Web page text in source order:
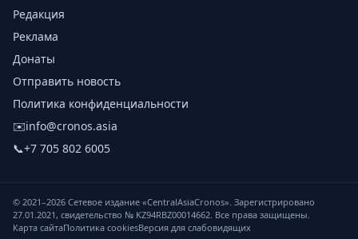
Редакция
Реклама
Донаты
Отправить новость
Политика конфиденциальности
✉️info@cronos.asia
📞+7 705 802 6005
© 2021–2026 Сетевое издание «CentralAsiaCronos». Зарегистрировано
27.01.2021, свидетельство № KZ94RBZ00014662. Все права защищены.
Карта сайтаПолитика cookiesВерсия для слабовидящих